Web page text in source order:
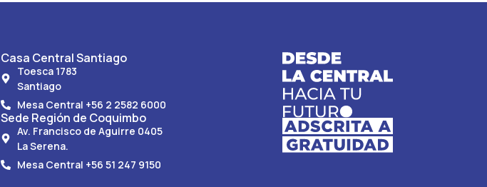
Casa Central Santiago
Toesca 1783
Santiago
Mesa Central +56 2 2582 6000
Sede Región de Coquimbo
Av. Francisco de Aguirre 0405
La Serena.
Mesa Central +56 51 247 9150